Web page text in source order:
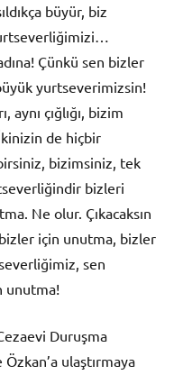
büyür, biz
Çünkü sen bizler
yurtseverimizsin!
aynı çığlığı, bizim
de hiçbir
bizimsiniz, tek
bizleri
Ne olur. Çıkacaksın
için unutma, bizler
sen
unutma!
Duruşma
ulaştırmaya